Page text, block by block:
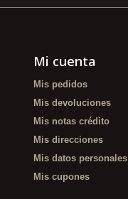
Mi cuenta
Mis pedidos
Mis devoluciones
Mis notas crédito
Mis direcciones
Mis datos personales
Mis cupones